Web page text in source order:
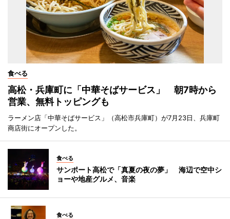
食べる
高松・兵庫町に「中華そばサービス」 朝7時から
営業、無料トッピングも
ラーメン店「中華そばサービス」（高松市兵庫町）が7月23日、兵庫町
商店街にオープンした。
食べる
サンポート高松で「真夏の夜の夢」 海辺で空中シ
ョーや地産グルメ、音楽
食べる